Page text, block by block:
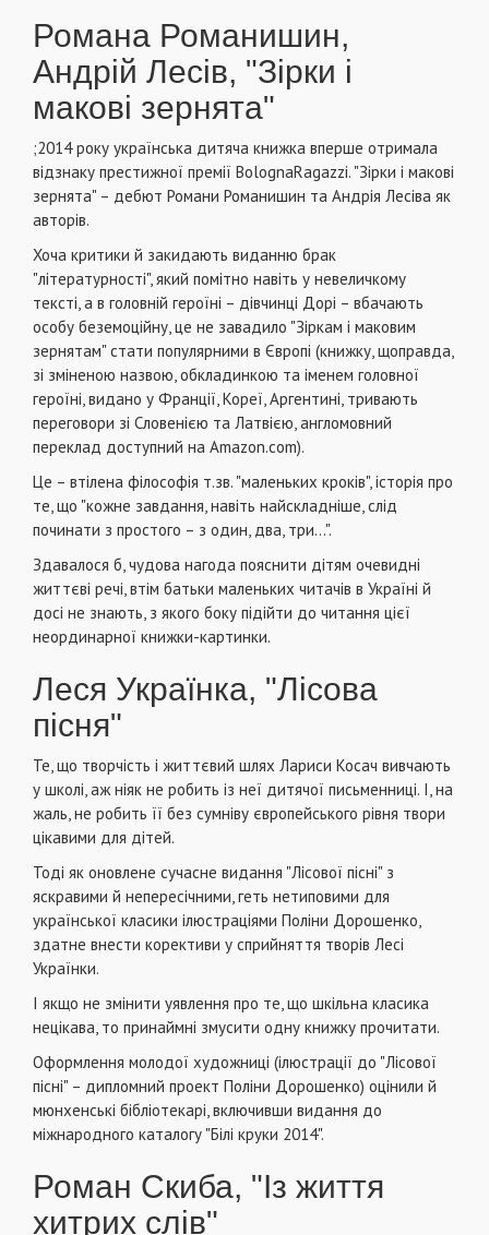
Романа Романишин,
Андрій Лесів, "Зірки і
макові зернята"
;2014 року українська дитяча книжка вперше отримала
відзнаку престижної премії BolognaRagazzi. "Зірки і макові
зернята" – дебют Романи Романишин та Андрія Лесіва як
авторів.
Хоча критики й закидають виданню брак
"літературності", який помітно навіть у невеличкому
тексті, а в головній героїні – дівчинці Дорі – вбачають
особу беземоційну, це не завадило "Зіркам і маковим
зернятам" стати популярними в Європі (книжку, щоправда,
зі зміненою назвою, обкладинкою та іменем головної
героїні, видано у Франції, Кореї, Аргентині, тривають
переговори зі Словенією та Латвією, англомовний
переклад доступний на Amazon.com).
Це – втілена філософія т.зв. "маленьких кроків", історія про
те, що "кожне завдання, навіть найскладніше, слід
починати з простого – з один, два, три…".
Здавалося б, чудова нагода пояснити дітям очевидні
життєві речі, втім батьки маленьких читачів в Україні й
досі не знають, з якого боку підійти до читання цієї
неординарної книжки-картинки.
Леся Українка, "Лісова
пісня"
Те, що творчість і життєвий шлях Лариси Косач вивчають
у школі, аж ніяк не робить із неї дитячої письменниці. І, на
жаль, не робить її без сумніву європейського рівня твори
цікавими для дітей.
Тоді як оновлене сучасне видання "Лісової пісні" з
яскравими й непересічними, геть нетиповими для
української класики ілюстраціями Поліни Дорошенко,
здатне внести корективи у сприйняття творів Лесі
Українки.
І якщо не змінити уявлення про те, що шкільна класика
нецікава, то принаймні змусити одну книжку прочитати.
Оформлення молодої художниці (ілюстрації до "Лісової
пісні" – дипломний проект Поліни Дорошенко) оцінили й
мюнхенські бібліотекарі, включивши видання до
міжнародного каталогу "Білі круки 2014".
Роман Скиба, "Із життя
хитрих слів"